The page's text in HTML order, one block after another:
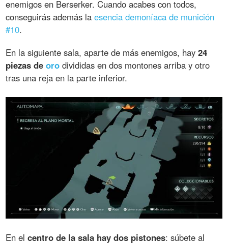
enemigos en Berserker. Cuando acabes con todos,
conseguirás además laesencia demoníaca de munición
#10.
En la siguiente sala, aparte de más enemigos, hay24
piezas deoro divididas en dos montones arriba y otro
tras una reja en la parte inferior.
En elcentro de la sala hay dos pistones: súbete al